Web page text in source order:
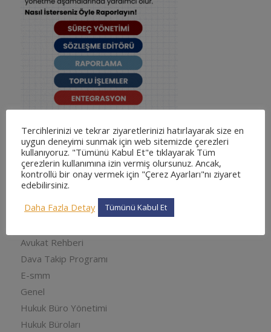
KATEGORILER
adliyesine nasıl gidilir
Arabuluculuk
Avukat Rehberi
Dava Takip Programı
E-smm
Genel
Hukuk Büro Yönetimi
Hukuk Büroları
Tercihlerinizi ve tekrar ziyaretlerinizi hatırlayarak size en
uygun deneyimi sunmak için web sitemizde çerezleri
kullanıyoruz. "Tümünü Kabul Et"e tıklayarak Tüm
çerezlerin kullanımına izin vermiş olursunuz. Ancak,
kontrollü bir onay vermek için "Çerez Ayarları"nı ziyaret
edebilirsiniz.
Daha Fazla Detay
Tümünü Kabul Et